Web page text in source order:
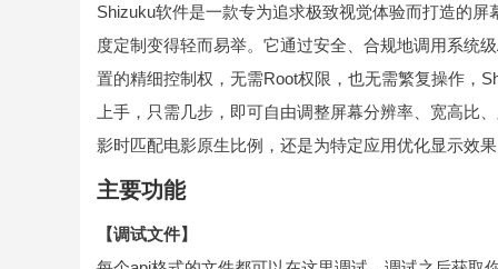
Shizuku软件是一款专为追求极致视觉体验而打造的
度定制变得轻而易举。它通过安全、合规地调用系统
置的精细控制权，无需Root权限，也无需繁复操作，
上手，只需几步，即可自由调整屏幕分辨率、宽高比
影时匹配电影原生比例，还是为特定应用优化显示效
主要功能
【调试文件】